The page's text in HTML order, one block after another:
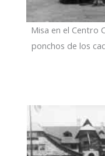
Misa en el Centro
ponchos de los